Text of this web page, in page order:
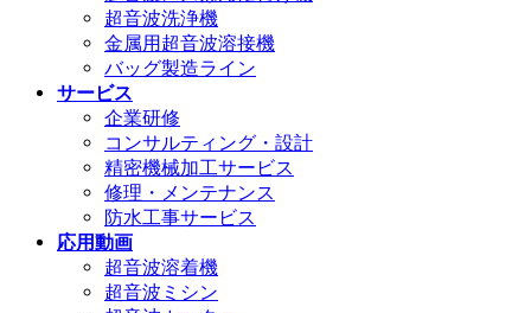
超音波洗浄機
金属用超音波溶接機
バッグ製造ライン
サービス
企業研修
コンサルティング・設計
精密機械加工サービス
修理・メンテナンス
防水工事サービス
応用動画
超音波溶着機
超音波ミシン